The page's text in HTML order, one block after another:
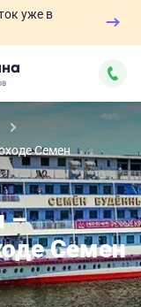
уже в
Семен
–
Семен